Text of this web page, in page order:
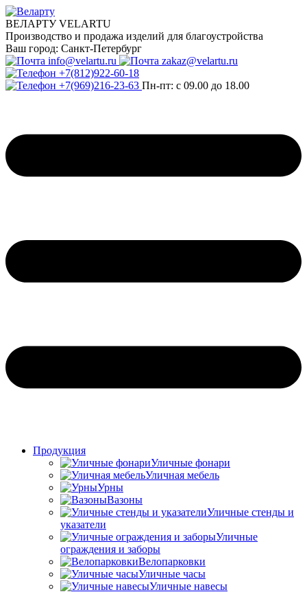
ВЕЛАРТУ VELARTU
Производство и продажа изделий для благоустройства
Ваш город: Санкт-Петербург
info@velartu.ru
zakaz@velartu.ru
+7(812)922-60-18
+7(969)216-23-63 Пн-пт: с 09.00 до 18.00
Продукция
Уличные фонари
Уличная мебель
Урны
Вазоны
Уличные стенды и
указатели
Уличные
ограждения и заборы
Велопарковки
Уличные часы
Уличные навесы